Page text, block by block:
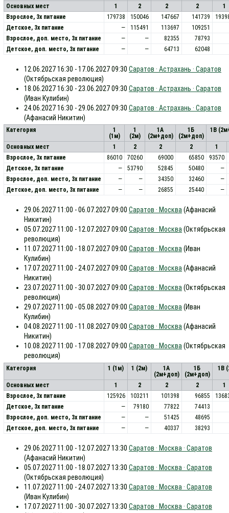
Основных мест 1 2 2 2
1
Взрослое, 3х питание
179738 150046 147667 141739
Детское, 3х питание
— 115491 113697
109251
Взрослое, доп. место, 3x питание
— — 82355
78793
Детское, доп. место, 3x питание
— — 64713 62048
12.06.2027 16:30 - 17.06.2027 09:30 Саратов · Астрахань · Саратов
(Октябрьская революция)
18.06.2027 16:30 - 23.06.2027 09:30 Саратов · Астрахань · Саратов
(Иван Кулибин)
24.06.2027 16:30 - 29.06.2027 09:30 Саратов · Астрахань · Саратов
(Афанасий Никитин)
Категория
1
(1м)
1
(2м)
1А
(2м+доп)
1Б
(2м+доп)
1В
Основных мест 1 2 2 2
1
Взрослое, 3х питание
86010 70260 69000 65850
93570
Детское, 3х питание
— 53790 52845 50480
—
Взрослое, доп. место, 3x питание
— — 34350 32460
—
Детское, доп. место, 3x питание
— — 26855 25440 —
29.06.2027 11:00 - 06.07.2027 09:00 Саратов · Москва (Афанасий
Никитин)
05.07.2027 11:00 - 12.07.2027 09:00 Саратов · Москва (Октябрьская
революция)
11.07.2027 11:00 - 18.07.2027 09:00 Саратов · Москва (Иван
Кулибин)
17.07.2027 11:00 - 24.07.2027 09:00 Саратов · Москва (Афанасий
Никитин)
23.07.2027 11:00 - 30.07.2027 09:00 Саратов · Москва (Октябрьская
революция)
29.07.2027 11:00 - 05.08.2027 09:00 Саратов · Москва (Иван
Кулибин)
04.08.2027 11:00 - 11.08.2027 09:00 Саратов · Москва (Афанасий
Никитин)
10.08.2027 11:00 - 17.08.2027 09:00 Саратов · Москва (Октябрьская
революция)
Категория 1 (1м) 1 (2м)
1А
(2м+доп)
1Б
(2м+доп)
1В
Основных мест 1 2 2 2
1
Взрослое, 3х питание
125926 103211 101398 96855
Детское, 3х питание
— 79180 77822
74413
Взрослое, доп. место, 3x питание
— — 51425
48695
Детское, доп. место, 3x питание
— — 40337 38293
29.06.2027 11:00 - 12.07.2027 13:30 Саратов · Москва · Саратов
(Афанасий Никитин)
05.07.2027 11:00 - 18.07.2027 13:30 Саратов · Москва · Саратов
(Октябрьская революция)
11.07.2027 11:00 - 24.07.2027 13:30 Саратов · Москва · Саратов
(Иван Кулибин)
17.07.2027 11:00 - 30.07.2027 13:30 Саратов · Москва · Саратов